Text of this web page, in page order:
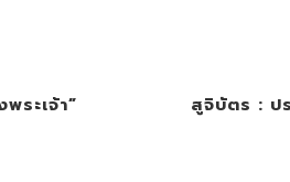
ระเจ้า” สูจิบัตร : ป